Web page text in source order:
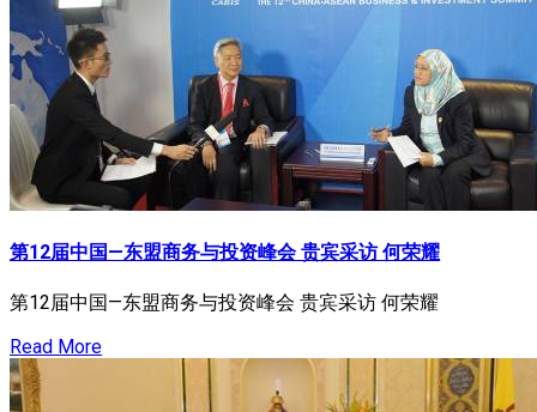
第12届中国—东盟商务与投资峰会 贵宾采访 何荣耀
第12届中国—东盟商务与投资峰会 贵宾采访 何荣耀
Read More